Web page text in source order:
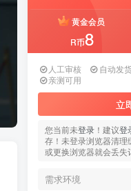
黄金会员
R币8
人工审核 自动发
亲测可用
立
您当前未登录 ！建议登
存！未登录浏览器清理
或更换浏览器就会丢失
需求环境